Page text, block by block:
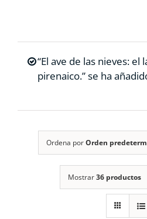
RECURSOS
NOTICIAS
CONTACTO
“El ave de las nieves: el
pirenaico.” se ha
Ordena porOrden
Mostrar36 productos